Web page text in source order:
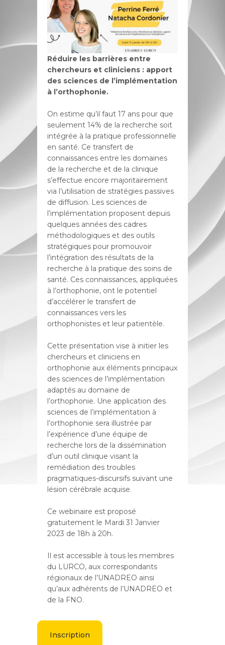
Réduire les barrières entre
chercheurs et cliniciens : apport
des sciences de l’implémentation
à l’orthophonie.
On estime qu’il faut 17 ans pour que
seulement 14% de la recherche soit
intégrée à la pratique professionnelle
en santé. Ce transfert de
connaissances entre les domaines
de la recherche et de la clinique
s’effectue encore majoritairement
via l’utilisation de stratégies passives
de diffusion. Les sciences de
l’implémentation proposent depuis
quelques années des cadres
méthodologiques et des outils
stratégiques pour promouvoir
l’intégration des résultats de la
recherche à la pratique des soins de
santé. Ces connaissances, appliquées
à l’orthophonie, ont le potentiel
d’accélérer le transfert de
connaissances vers les
orthophonistes et leur patientèle.
Cette présentation vise à initier les
chercheurs et cliniciens en
orthophonie aux éléments principaux
des sciences de l’implémentation
adaptés au domaine de
l’orthophonie. Une application des
sciences de l’implémentation à
l’orthophonie sera illustrée par
l’expérience d’une équipe de
recherche lors de la dissémination
d’un outil clinique visant la
remédiation des troubles
pragmatiques-discursifs suivant une
lésion cérébrale acquise.
Ce webinaire est proposé
gratuitement le Mardi 31 Janvier
2023 de 18h à 20h.
Il est accessible à tous les membres
du LURCO, aux correspondants
régionaux de l’UNADREO ainsi
qu’aux adhérents de l’UNADREO et
de la FNO.
Inscription